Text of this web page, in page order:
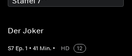
Der Joker
S7 Ep.1 • 41 Min. • HD
12